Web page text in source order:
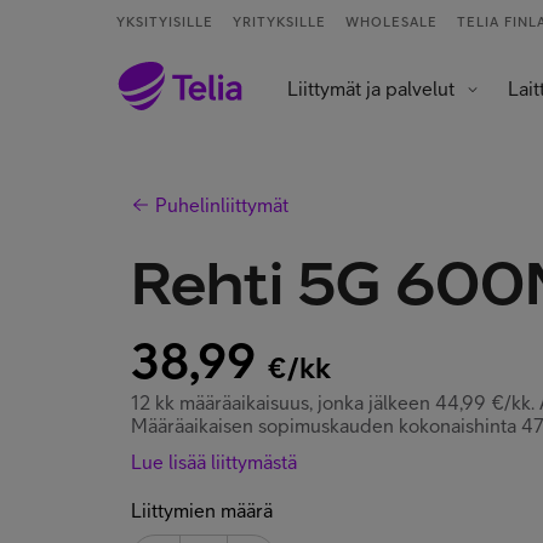
YKSITYISILLE YRITYKSILLE WHOLESALE TELIA
Liittymät ja palvelut
Puhelinliittymät
Rehti 5G
38,99 €/kk
12 kk määräaikaisuus, jonka jälkeen 44,99 €/kk.
Määräaikaisen sopimuskauden kokonaishinta
Liittymien määrä
Lue lisää liittymästä